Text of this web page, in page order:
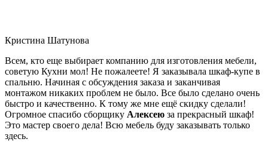
Кристина Шатунова
Всем, кто еще выбирает компанию для изготовления мебели,
советую Кухни мол! Не пожалеете! Я заказывала шкаф-купе в
спальню. Начиная с обсуждения заказа и заканчивая
монтажом никаких проблем не было. Все было сделано очень
быстро и качественно. К тому же мне ещё скидку сделали!
Огромное спасибо сборщику Алексею за прекрасный шкаф!
Это мастер своего дела! Всю мебель буду заказывать только
здесь.